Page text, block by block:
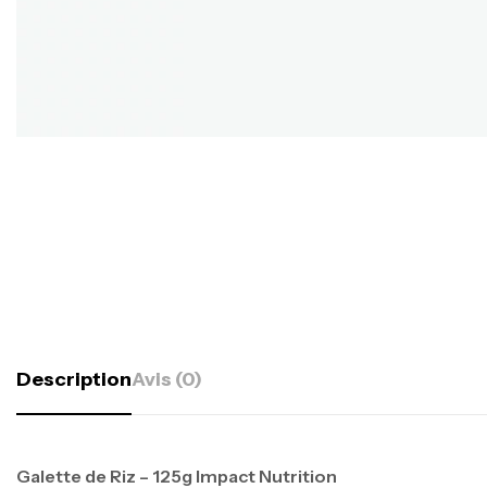
DescriptionAvis (0)
Galette de Riz – 125g Impact Nutrition